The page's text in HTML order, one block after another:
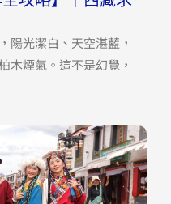
陽光潔白、天空湛藍，
木煙氣。這不是幻覺，